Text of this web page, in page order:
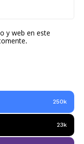
y web en este
250k
23k